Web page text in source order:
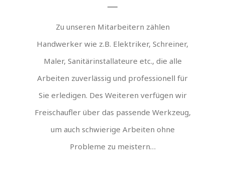
Zu unseren Mitarbeitern zählen
Handwerker wie z.B. Elektriker, Schreiner,
Maler, Sanitärinstallateure etc., die alle
Arbeiten zuverlässig und professionell für
Sie erledigen. Des Weiteren verfügen wir
Freischaufler über das passende Werkzeug,
um auch schwierige Arbeiten ohne
Probleme zu meistern…